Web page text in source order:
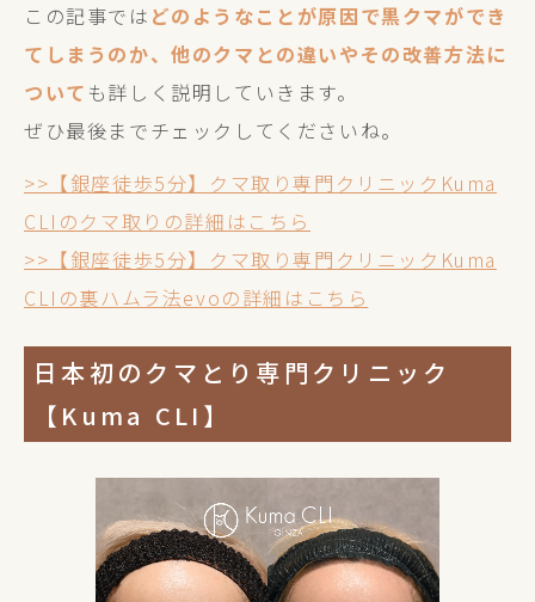
この記事では どのようなことが原因で黒クマができ
てしまうのか、他のクマとの違いやその改善方法に
ついて も詳しく説明していきます。
ぜひ最後までチェックしてくださいね。
>>【銀座徒歩5分】クマ取り専門クリニックKuma
CLIのクマ取りの詳細はこちら
>>【銀座徒歩5分】クマ取り専門クリニックKuma
CLIの裏ハムラ法evoの詳細はこちら
日本初のクマとり専門クリニック
【Kuma CLI】